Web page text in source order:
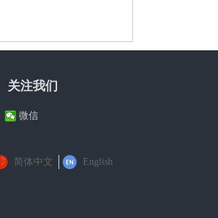
微信
关注我们
简体中文 English